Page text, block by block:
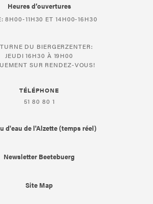
Heures d’ouvertures
8H00-11H30 ET 14H00-16H30
DU BIERGERZENTER:
JEUDI 16H30 À 19H00
SUR RENDEZ-VOUS!
TÉLÉPHONE
51 80 80 1
d'eau de l'Alzette (temps réel)
Newsletter Beetebuerg
Site Map